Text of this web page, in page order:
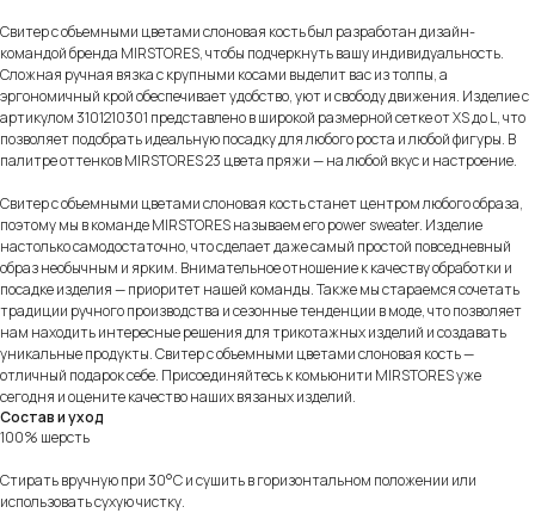
Свитер с объемными цветами слоновая кость был разработан дизайн-
командой бренда MIRSTORES, чтобы подчеркнуть вашу индивидуальность.
Сложная ручная вязка с крупными косами выделит вас из толпы, а
эргономичный крой обеспечивает удобство, уют и свободу движения. Изделие с
артикулом 3101210301 представлено в широкой размерной сетке от XS до L, что
позволяет подобрать идеальную посадку для любого роста и любой фигуры. В
палитре оттенков MIRSTORES 23 цвета пряжи — на любой вкус и настроение.
Свитер с объемными цветами слоновая кость станет центром любого образа,
поэтому мы в команде MIRSTORES называем его power sweater. Изделие
настолько самодостаточно, что сделает даже самый простой повседневный
образ необычным и ярким. Внимательное отношение к качеству обработки и
посадке изделия — приоритет нашей команды. Также мы стараемся сочетать
традиции ручного производства и сезонные тенденции в моде, что позволяет
нам находить интересные решения для трикотажных изделий и создавать
уникальные продукты. Свитер с объемными цветами слоновая кость —
отличный подарок себе. Присоединяйтесь к комьюнити MIRSTORES уже
сегодня и оцените качество наших вязаных изделий.
Состав и уход
100% шерсть
Стирать вручную при 30°C и сушить в горизонтальном положении или
использовать сухую чистку.